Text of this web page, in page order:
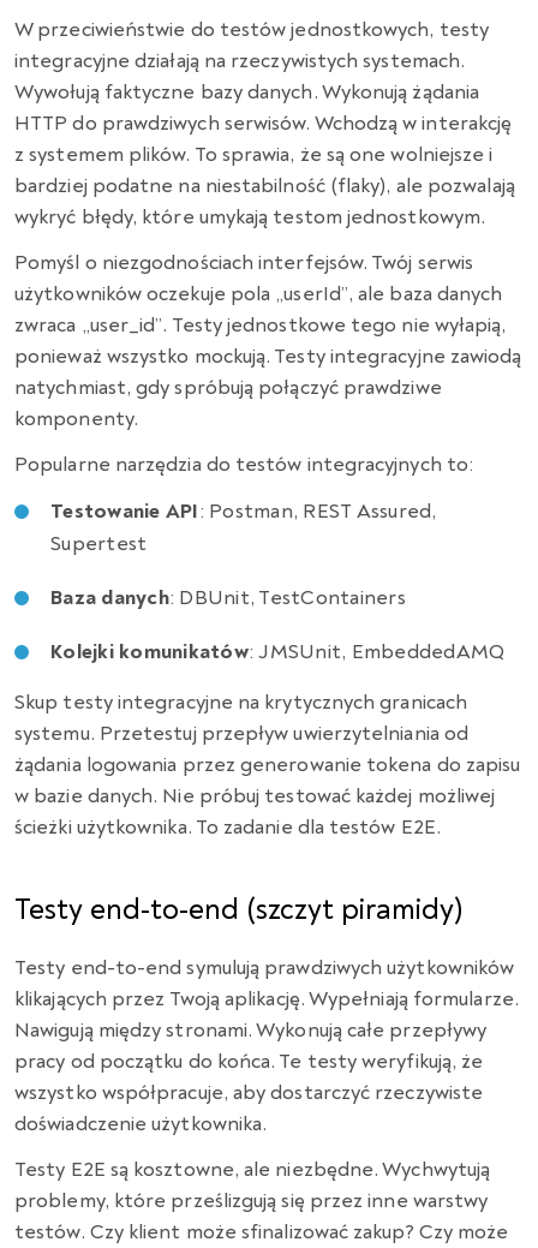
W przeciwieństwie do testów jednostkowych, testy
integracyjne działają na rzeczywistych systemach.
Wywołują faktyczne bazy danych. Wykonują żądania
HTTP do prawdziwych serwisów. Wchodzą w interakcję
z systemem plików. To sprawia, że są one wolniejsze i
bardziej podatne na niestabilność (flaky), ale pozwalają
wykryć błędy, które umykają testom jednostkowym.
Pomyśl o niezgodnościach interfejsów. Twój serwis
użytkowników oczekuje pola „userId”, ale baza danych
zwraca „user_id”. Testy jednostkowe tego nie wyłapią,
ponieważ wszystko mockują. Testy integracyjne zawiodą
natychmiast, gdy spróbują połączyć prawdziwe
komponenty.
Popularne narzędzia do testów integracyjnych to:
Testowanie API: Postman, REST Assured,
Supertest
Baza danych: DBUnit, TestContainers
Kolejki komunikatów: JMSUnit, EmbeddedAMQ
Skup testy integracyjne na krytycznych granicach
systemu. Przetestuj przepływ uwierzytelniania od
żądania logowania przez generowanie tokena do zapisu
w bazie danych. Nie próbuj testować każdej możliwej
ścieżki użytkownika. To zadanie dla testów E2E.
Testy end-to-end (szczyt piramidy)
Testy end-to-end symulują prawdziwych użytkowników
klikających przez Twoją aplikację. Wypełniają formularze.
Nawigują między stronami. Wykonują całe przepływy
pracy od początku do końca. Te testy weryfikują, że
wszystko współpracuje, aby dostarczyć rzeczywiste
doświadczenie użytkownika.
Testy E2E są kosztowne, ale niezbędne. Wychwytują
problemy, które prześlizgują się przez inne warstwy
testów. Czy klient może sfinalizować zakup? Czy może